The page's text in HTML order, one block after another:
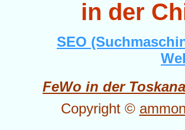
in der
SEO
FeWo in der Toskana
Copyright ©